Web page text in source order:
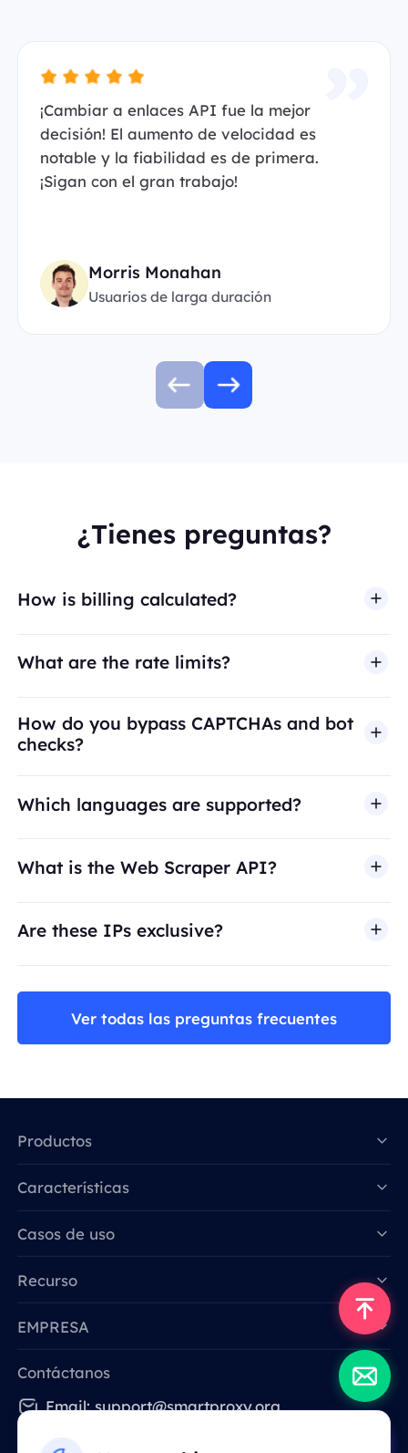
¡Cambiar a enlaces API fue la mejor
decisión! El aumento de velocidad es
notable y la fiabilidad es de primera.
¡Sigan con el gran trabajo!
Morris Monahan
Usuarios de larga duración
¿Tienes preguntas?
How is billing calculated?
What are the rate limits?
How do you bypass CAPTCHAs and bot
checks?
Which languages are supported?
What is the Web Scraper API?
Are these IPs exclusive?
Ver todas las preguntas frecuentes
Productos
Características
Casos de uso
Recurso
EMPRESA
Contáctanos
Email: support@smartproxy.org